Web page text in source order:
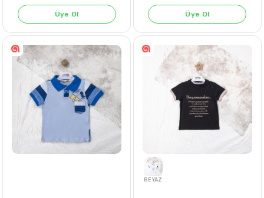
BEYAZ
1ADET 1-4 YAŞ
Üye Ol
TAŞ
4 ADET 1-4
Üye Ol